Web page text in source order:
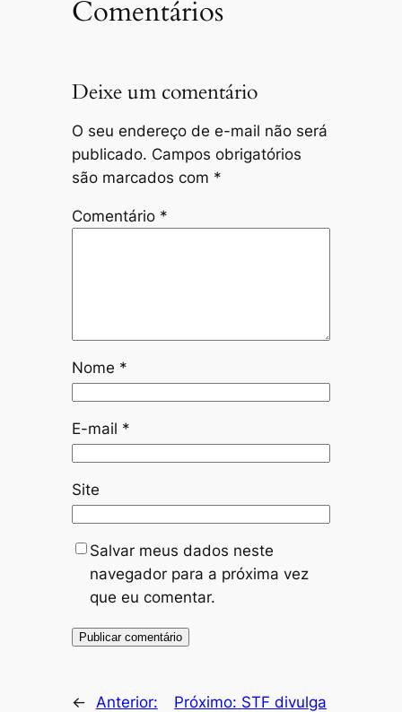
Comentários
Deixe um comentário
O seu endereço de e-mail não será
publicado. Campos obrigatórios
são marcados com *
Comentário *
Nome *
E-mail *
Site
Salvar meus dados neste
navegador para a próxima vez
que eu comentar.
←
Anterior:
Próximo: STF divulga